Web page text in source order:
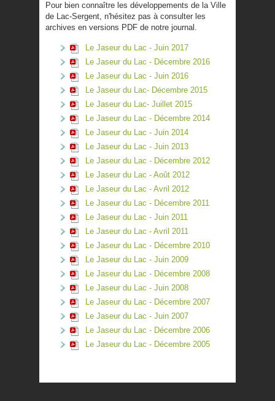
Pour bien connaître les développements de la Ville
de Lac-Sergent, n'hésitez pas à consulter les
archives en versions PDF de notre journal.
Le Jaseur du Lac - Juin 2017
Le Jaseur du Lac - Décembre 2016
Le Jaseur du Lac - Juin 2016
Le Jaseur du Lac- Décembre 2015
Le Jaseur du Lac- Juillet 2015
Le Jaseur du Lac - Décembre 2014
Le Jaseur du Lac - Juin 2014
Le Jaseur du Lac - Juin 2013
Le Jaseur du Lac - Décembre 2012
Le Jaseur du Lac - Août 2012
Le Jaseur du Lac - Avril 2012
Le Jaseur du Lac - Décembre 2011
Le Jaseur du Lac - Juin 2011
Le Jaseur du Lac - Avril 2011
Le Jaseur du Lac - Décembre 2010
Le Jaseur du Lac - Juin 2009
Le Jaseur du Lac - Décembre 2008
Le Jaseur du Lac - Juin 2008
Le Jaseur du Lac - Décembre 2007
Le Jaseur du Lac - Juin 2007
Le Jaseur du Lac - Décembre 2006
Le Jaseur du Lac - Décembre 2005